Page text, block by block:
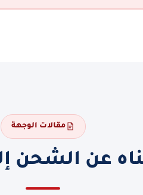
مقالات الوجهة
عن الشحن